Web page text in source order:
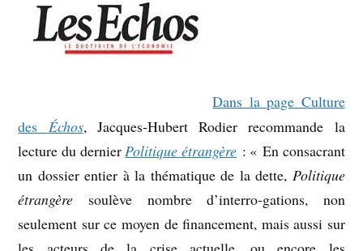
Dans la page Culture
des Échos, Jacques-Hubert Rodier recommande la
lecture du dernier Politique étrangère : « En consacrant
un dossier entier à la thématique de la dette, Politique
étrangère soulève nombre d’interro-gations, non
seulement sur ce moyen de financement, mais aussi sur